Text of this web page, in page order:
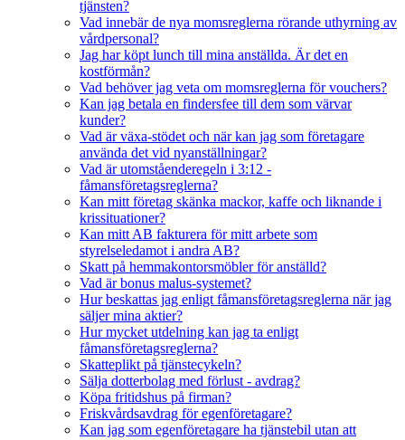
tjänsten?
Vad innebär de nya momsreglerna rörande uthyrning av
vårdpersonal?
Jag har köpt lunch till mina anställda. Är det en
kostförmån?
Vad behöver jag veta om momsreglerna för vouchers?
Kan jag betala en findersfee till dem som värvar
kunder?
Vad är växa-stödet och när kan jag som företagare
använda det vid nyanställningar?
Vad är utomståenderegeln i 3:12 -
fåmansföretagsreglerna?
Kan mitt företag skänka mackor, kaffe och liknande i
krissituationer?
Kan mitt AB fakturera för mitt arbete som
styrelseledamot i andra AB?
Skatt på hemmakontorsmöbler för anställd?
Vad är bonus malus-systemet?
Hur beskattas jag enligt fåmansföretagsreglerna när jag
säljer mina aktier?
Hur mycket utdelning kan jag ta enligt
fåmansföretagsreglerna?
Skatteplikt på tjänstecykeln?
Sälja dotterbolag med förlust - avdrag?
Köpa fritidshus på firman?
Friskvårdsavdrag för egenföretagare?
Kan jag som egenföretagare ha tjänstebil utan att